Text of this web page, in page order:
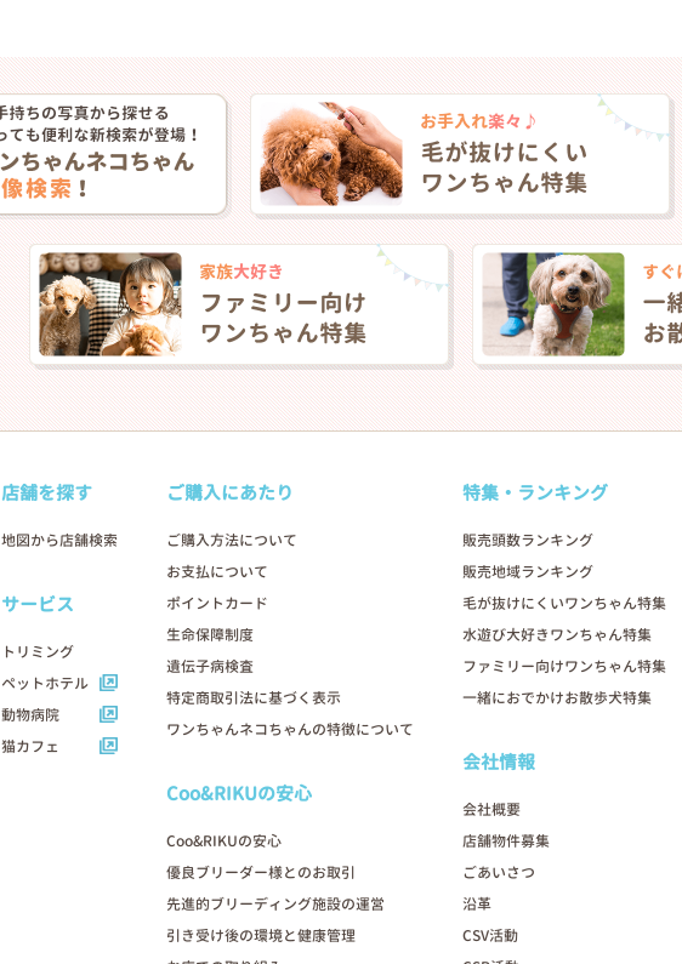
店舗を探す
地図から店舗検索
サービス
トリミング
ペットホテル
動物病院
猫カフェ
ご購入にあたり
ご購入方法について
お支払について
ポイントカード
生命保障制度
遺伝子病検査
特定商取引法に基づく表示
ワンちゃんネコちゃんの特徴について
Coo&RIKUの安心
Coo&RIKUの安心
優良ブリーダー様とのお取引
先進的ブリーディング施設の運営
引き受け後の環境と健康管理
特集・ランキング
販売頭数ランキング
販売地域ランキング
毛が抜けにくいワンちゃん特集
水遊び大好きワンちゃん特集
ファミリー向けワンちゃん特集
一緒におでかけお散歩犬特集
会社情報
会社概要
店舗物件募集
ごあいさつ
沿革
CSV活動